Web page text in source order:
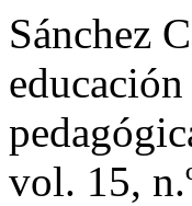
Sánchez
vol. 15,